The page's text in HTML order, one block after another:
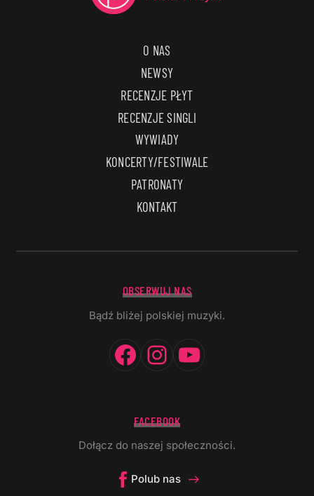
O NAS
NEWSY
RECENZJE PŁYT
RECENZJE SINGLI
WYWIADY
KONCERTY/FESTIWALE
PATRONATY
KONTAKT
OBSERWUJ NAS
Bądź bliżej polskiej muzyki.
Facebook
Instagram
FACEBOOK
Dołącz do naszej społeczności.
Polub nas